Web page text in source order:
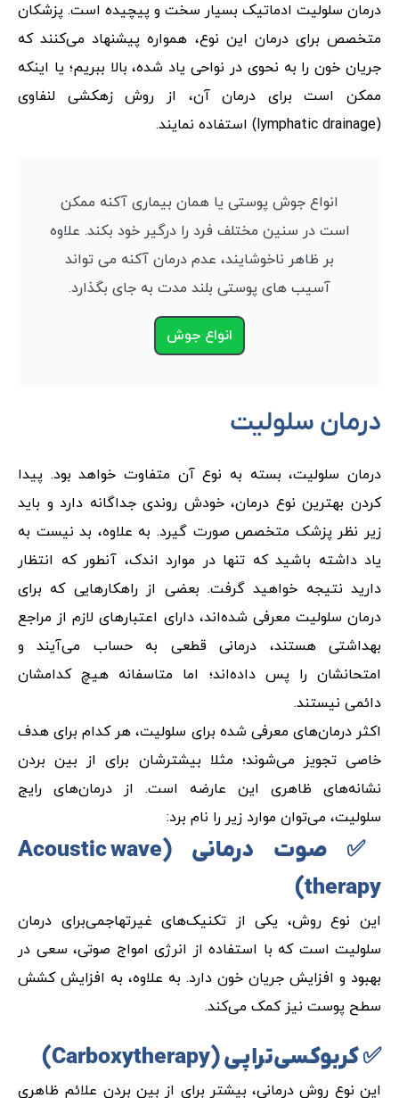
درمان سلولیت ادماتیک بسیار سخت و پیچیده است. پزشکان
متخصص برای درمان این نوع، همواره پیشنهاد می‌کنند که
جریان خون را به نحوی در نواحی یاد شده، بالا ببریم؛ یا اینکه
ممکن است برای درمان آن، از روش زهکشی لنفاوی
(lymphatic drainage) استفاده نمایند.
انواع جوش پوستی یا همان بیماری آکنه ممکن
است در سنین مختلف فرد را درگیر خود بکند. علاوه
بر ظاهر ناخوشایند، عدم درمان آکنه می تواند
آسیب های پوستی بلند مدت به جای بگذارد.
انواع جوش
درمان سلولیت
درمان سلولیت، بسته به نوع آن متفاوت خواهد بود. پیدا
کردن بهترین نوع درمان، خودش روندی جداگانه دارد و باید
زیر نظر پزشک متخصص صورت گیرد. به علاوه، بد نیست به
یاد داشته باشید که تنها در موارد اندک، آنطور که انتظار
دارید نتیجه خواهید گرفت. بعضی از راهکارهایی که برای
درمان سلولیت معرفی شده‌اند، دارای اعتبارهای لازم از مراجع
بهداشتی هستند، درمانی قطعی به حساب می‌آیند و
امتحانشان را پس داده‌اند؛ اما متاسفانه هیچ کدامشان
دائمی نیستند.
اکثر درمان‌های معرفی شده برای سلولیت، هر کدام برای هدف
خاصی تجویز می‌شوند؛ مثلا بیشترشان برای از بین بردن
نشانه‌های ظاهری این عارضه است. از درمان‌های رایج
سلولیت، می‌توان موارد زیر را نام برد:
✅ صوت درمانی (Acoustic wave
therapy
)
این نوع روش، یکی از تکنیک‌های غیرتهاجمی‌برای درمان
سلولیت است که با استفاده از انرژی امواج صوتی، سعی در
بهبود و افزایش جریان خون دارد. به علاوه، به افزایش کشش
سطح پوست نیز کمک می‌کند.
✅ کربوکسی‌تراپی (Carboxytherapy
)
این نوع روش درمانی، بیشتر برای از بین بردن علائم ظاهری